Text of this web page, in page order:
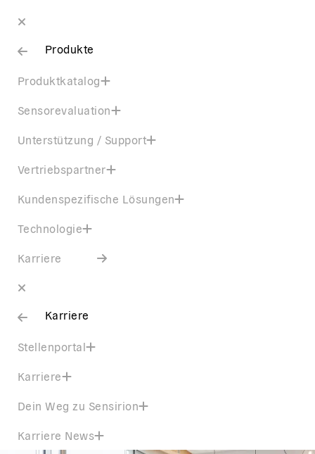
Produkte
Produktkatalog
Sensorevaluation
Unterstützung / Support
Vertriebspartner
Kundenspezifische Lösungen
Technologie
Karriere
Karriere
Stellenportal
Karriere
Dein Weg zu Sensirion
Karriere News